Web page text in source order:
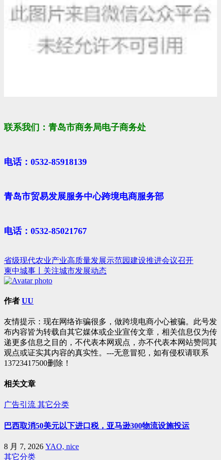
联系我们：青岛市商务局电子商务处
电话：0532-85918139
青岛市贸易发展服务中心跨境电商服务部
电话：0532-85021767
文
章
导
省级现代农业产业高质量发展示范园建设推进会议召开
柬中城事丨关注城市发展动态
作者 UU
友情提示：现在网络诈骗很多，做跨境电商小心被骗。此号发
布内容皆为转载自其它媒体或企业宣传文章，相关信息仅为传
递更多信息之目的，不代表本网观点，亦不代表本网站赞同其
观点或证实其内容的真实性。---无意冒犯，如有侵权请联系
13723417500删除！
相关文章
广告引流 其它分类
巴西取消50美元以下进口税，亚马逊300物流设施投运
8 月 7, 2026 YAO, nice
其它分类